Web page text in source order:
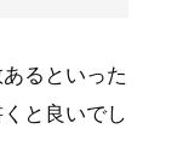
るといった
と良いでし